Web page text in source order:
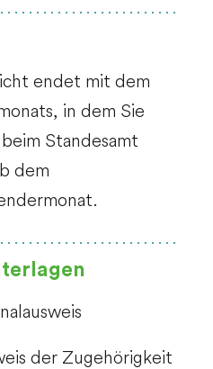
endet mit dem
in dem Sie
Standesamt
dem
der Zugehörigkeit